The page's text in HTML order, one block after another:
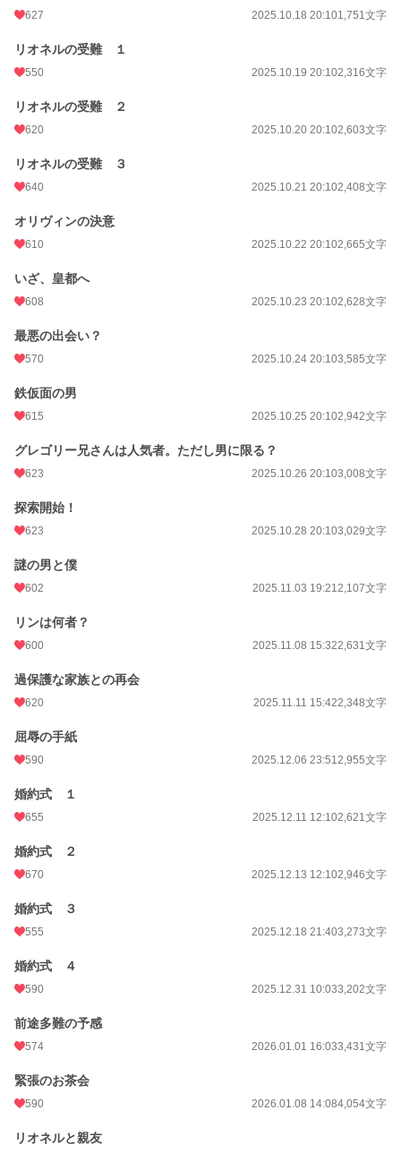
627 2025.10.18 20:101,751文字
リオネルの受難 １
550 2025.10.19 20:102,316文字
リオネルの受難 ２
620 2025.10.20 20:102,603文字
リオネルの受難 ３
640 2025.10.21 20:102,408文字
オリヴィンの決意
610 2025.10.22 20:102,665文字
いざ、皇都へ
608 2025.10.23 20:102,628文字
最悪の出会い？
570 2025.10.24 20:103,585文字
鉄仮面の男
615 2025.10.25 20:102,942文字
グレゴリー兄さんは人気者。ただし男に限る？
623 2025.10.26 20:103,008文字
探索開始！
623 2025.10.28 20:103,029文字
謎の男と僕
602 2025.11.03 19:212,107文字
リンは何者？
600 2025.11.08 15:322,631文字
過保護な家族との再会
620 2025.11.11 15:422,348文字
屈辱の手紙
590 2025.12.06 23:512,955文字
婚約式 １
655 2025.12.11 12:102,621文字
婚約式 ２
670 2025.12.13 12:102,946文字
婚約式 ３
555 2025.12.18 21:403,273文字
婚約式 ４
590 2025.12.31 10:033,202文字
前途多難の予感
574 2026.01.01 16:033,431文字
緊張のお茶会
590 2026.01.08 14:084,054文字
リオネルと親友